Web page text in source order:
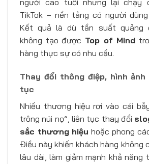
người cao tuổi nhưng lại chạy
TikTok – nền tảng có người
Kết quả là dù tần suất quảng
không tạo được Top of Mind
hàng thực sự có nhu cầu.
Thay đổi thông điệp, hình ảnh
tục
Nhiều thương hiệu rơi vào cái
trông núi nọ”, liên tục thay đổi
sắc thương hiệu hoặc phong
Điều này khiến khách hàng không
lâu dài, làm giảm mạnh khả năng